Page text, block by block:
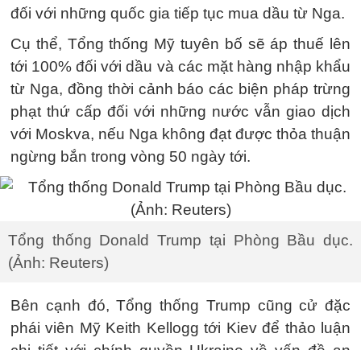
đối với những quốc gia tiếp tục mua dầu từ Nga.
Cụ thể, Tổng thống Mỹ tuyên bố sẽ áp thuế lên
tới 100% đối với dầu và các mặt hàng nhập khẩu
từ Nga, đồng thời cảnh báo các biện pháp trừng
phạt thứ cấp đối với những nước vẫn giao dịch
với Moskva, nếu Nga không đạt được thỏa thuận
ngừng bắn trong vòng 50 ngày tới.
Tổng thống Donald Trump tại Phòng Bầu dục.
(Ảnh: Reuters)
Bên cạnh đó, Tổng thống Trump cũng cử đặc
phái viên Mỹ Keith Kellogg tới Kiev để thảo luận